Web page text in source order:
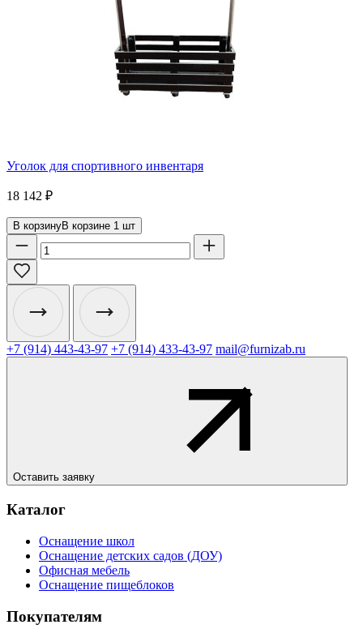
Уголок для спортивного инвентаря
18 142 ₽
В корзинуВ корзине 1 шт
+7 (914) 443-43-97 +7 (914) 433-43-97 mail@furnizab.ru
Оставить заявку
Каталог
Оснащение школ
Оснащение детских садов (ДОУ)
Офисная мебель
Оснащение пищеблоков
Покупателям